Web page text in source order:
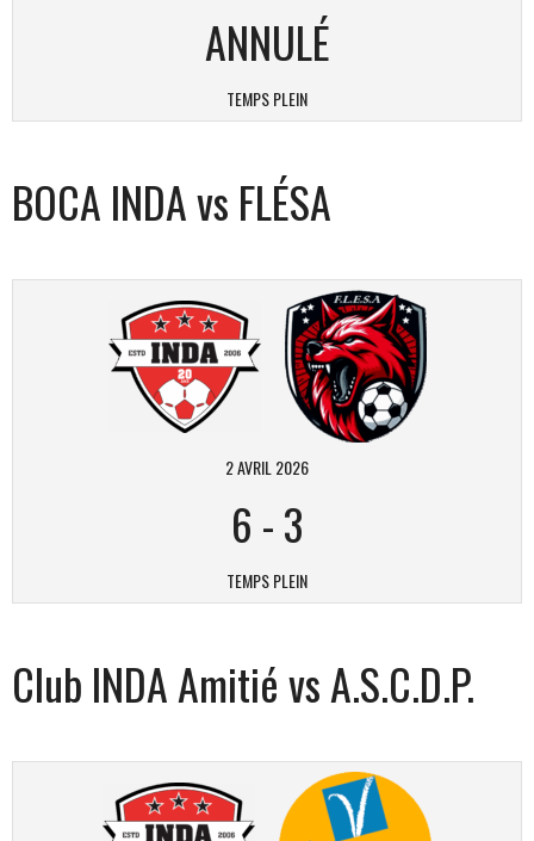
ANNULÉ
TEMPS PLEIN
BOCA INDA vs FLÉSA
2 AVRIL 2026
6 -3
TEMPS PLEIN
Club INDA Amitié vs A.S.C.D.P.